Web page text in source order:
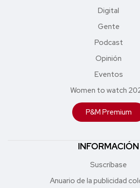
Digital
Gente
Podcast
Opinión
Eventos
Women to watch
P&M Premium
INFORMACIÓN
Suscríbase
Anuario de la publicidad